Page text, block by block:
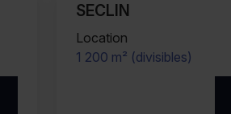
MAUBEUGE
Location
277 m² (divisibles)